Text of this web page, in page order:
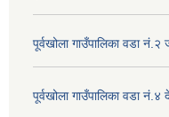
पूर्वखोला गाउँपालिका वडा नं.२
पूर्वखोला गाउँपालिका वडा नं.४